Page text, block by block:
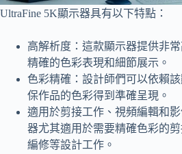
UltraFine 5K顯示器具有以下特點：
高解析度：這款顯示器提供非
精確的色彩表現和細節展示。
色彩精確：設計師們可以依賴
保作品的色彩得到準確呈現。
適用於剪接工作、視頻編輯和
器尤其適用於需要精確色彩的
編修等設計工作。